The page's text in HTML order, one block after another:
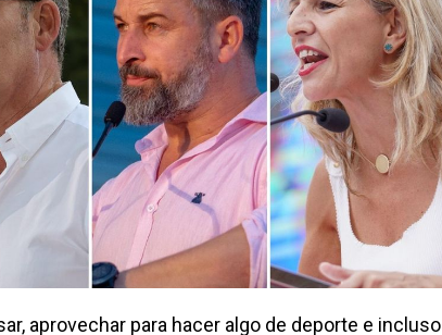
aprovechar para hacer algo de deporte e incluso